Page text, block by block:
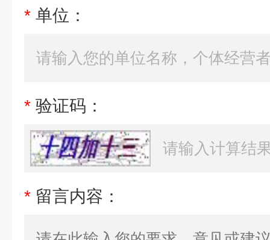
* 单位：
* 验证码：
* 留言内容：